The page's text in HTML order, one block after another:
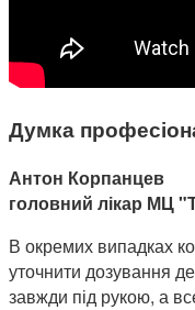
Думка
Антон Корпанцев
головний лікар МЦ
В окремих випадках
уточнити дозування
завжди під рукою, а